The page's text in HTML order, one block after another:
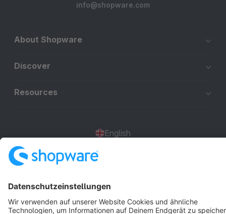
info@shopware.com
About Shopware
Discover
Resources
English
Terms & Conditions Privacy Legal notice